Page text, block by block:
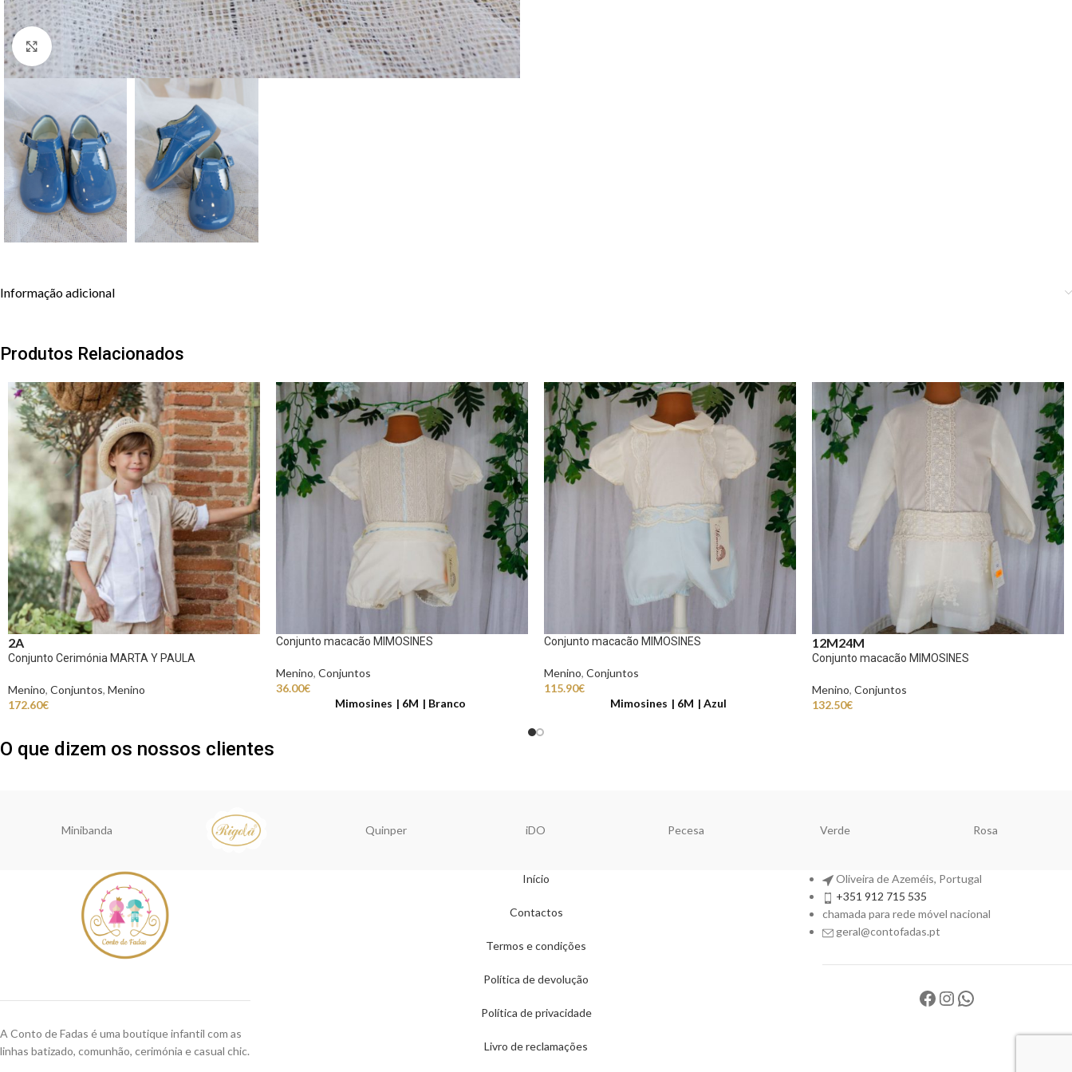
Clique para aumentar
Informação adicional
Produtos Relacionados
2A
Conjunto Cerimónia MARTA Y PAULA
Menino, Conjuntos, Menino
172.60€
Conjunto macacão MIMOSINES
Menino, Conjuntos
36.00€
Mimosines
6M Branco
Conjunto macacão MIMOSINES
Menino, Conjuntos
115.90€
Mimosines
6M Azul
12M24M
Conjunto macacão MIMOSINES
Menino, Conjuntos
132.50€
O que dizem os nossos clientes
Minibanda Quinper iDO Pecesa Verde Rosa
A Conto de Fadas é uma boutique infantil com as
linhas batizado, comunhão, cerimónia e casual chic.
Início
Contactos
Termos e condições
Política de devolução
Política de privacidade
Livro de reclamações
Oliveira de Azeméis, Portugal
+351 912 715 535
chamada para rede móvel nacional
geral@contofadas.pt